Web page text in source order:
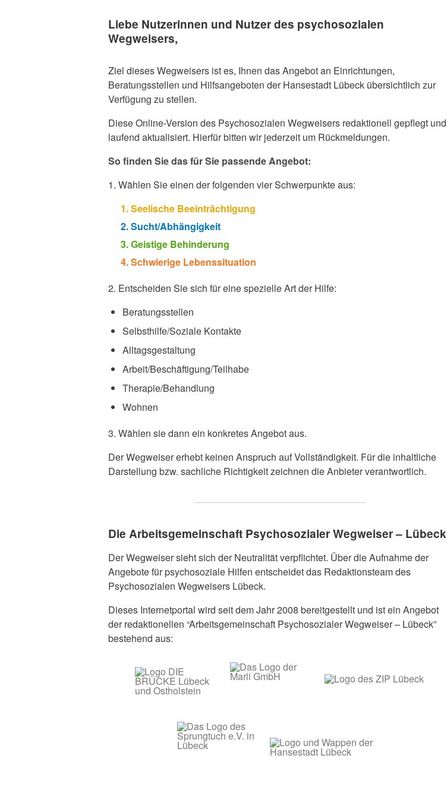
Liebe Nutzerinnen und Nutzer des psychosozialen
Wegweisers,
Ziel dieses Wegweisers ist es, Ihnen das Angebot an Einrichtungen,
Beratungsstellen und Hilfsangeboten der Hansestadt Lübeck übersichtlich zur
Verfügung zu stellen.
Diese Online-Version des Psychosozialen Wegweisers redaktionell gepflegt und
laufend aktualisiert. Hierfür bitten wir jederzeit um Rückmeldungen.
So finden Sie das für Sie passende Angebot:
1. Wählen Sie einen der folgenden vier Schwerpunkte aus:
1. Seelische Beeinträchtigung
2. Sucht/Abhängigkeit
3. Geistige Behinderung
4. Schwierige Lebenssituation
2. Entscheiden Sie sich für eine spezielle Art der Hilfe:
Beratungsstellen
Selbsthilfe/Soziale Kontakte
Alltagsgestaltung
Arbeit/Beschäftigung/Teilhabe
Therapie/Behandlung
Wohnen
3. Wählen sie dann ein konkretes Angebot aus.
Der Wegweiser erhebt keinen Anspruch auf Vollständigkeit. Für die inhaltliche
Darstellung bzw. sachliche Richtigkeit zeichnen die Anbieter verantwortlich.
Die Arbeitsgemeinschaft Psychosozialer Wegweiser – Lübeck
Der Wegweiser sieht sich der Neutralität verpflichtet. Über die Aufnahme der
Angebote für psychosoziale Hilfen entscheidet das Redaktionsteam des
Psychosozialen Wegweisers Lübeck.
Dieses Internetportal wird seit dem Jahr 2008 bereitgestellt und ist ein Angebot
der redaktionellen “Arbeitsgemeinschaft Psychosozialer Wegweiser – Lübeck”
bestehend aus: